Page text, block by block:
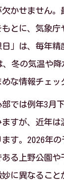
かせません。
とに、気象庁
」は、毎年精
、冬の気温や
な情報チェッ
では例年3月
すが、近年は
す。2026年
る上野公園や
に異なること